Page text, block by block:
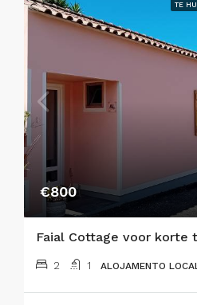
TE
€800
2 1 ALOJAMENTO